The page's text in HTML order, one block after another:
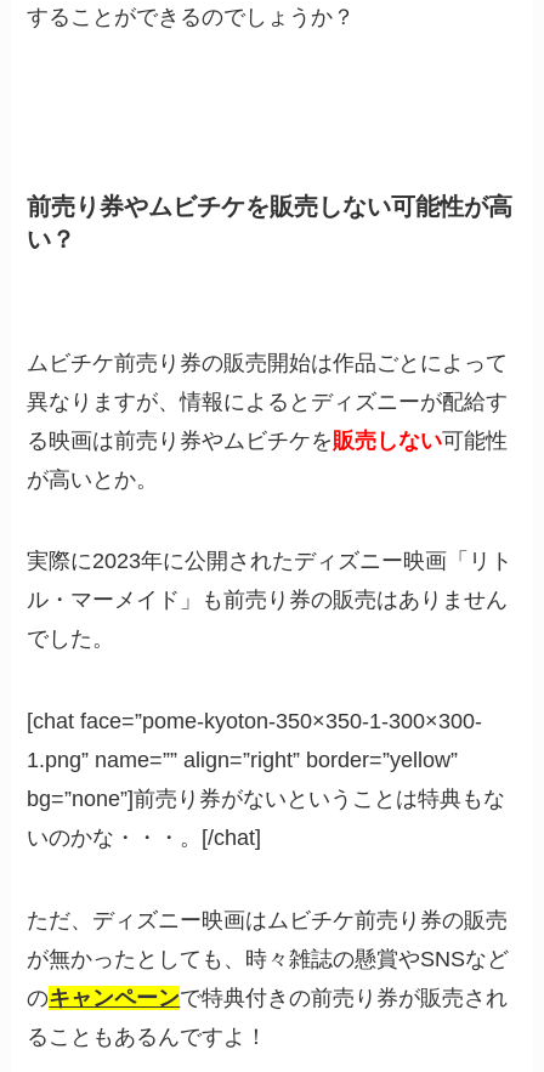
することができるのでしょうか？
前売り券やムビチケを販売しない可能性が高
い？
ムビチケ前売り券の販売開始は作品ごとによって
異なりますが、情報によるとディズニーが配給す
る映画は前売り券やムビチケを販売しない可能性
が高いとか。
実際に2023年に公開されたディズニー映画「リト
ル・マーメイド」も前売り券の販売はありません
でした。
[chat face=”pome-kyoton-350×350-1-300×300-
1.png” name=”” align=”right” border=”yellow”
bg=”none”]前売り券がないということは特典もな
いのかな・・・。[/chat]
ただ、ディズニー映画はムビチケ前売り券の販売
が無かったとしても、時々雑誌の懸賞やSNSなど
のキャンペーンで特典付きの前売り券が販売され
ることもあるんですよ！